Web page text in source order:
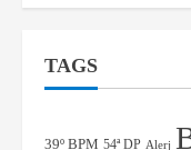
TAGS
39º BPM 54ª DP Alerj